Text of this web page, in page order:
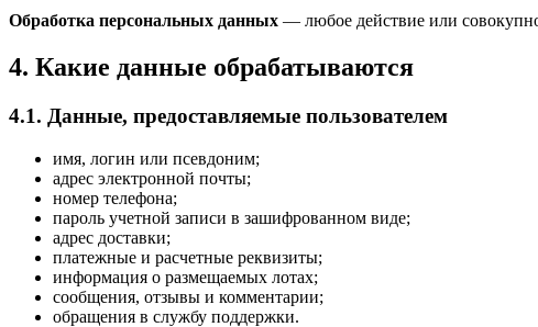
Обработка персональных данных — любое действие или
4. Какие данные обрабатываются
4.1. Данные, предоставляемые пользователем
имя, логин или псевдоним;
адрес электронной почты;
номер телефона;
пароль учетной записи в зашифрованном виде;
адрес доставки;
платежные и расчетные реквизиты;
информация о размещаемых лотах;
сообщения, отзывы и комментарии;
обращения в службу поддержки.